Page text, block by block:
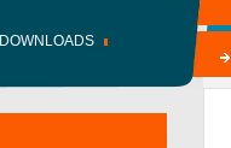
DOWNLOADS